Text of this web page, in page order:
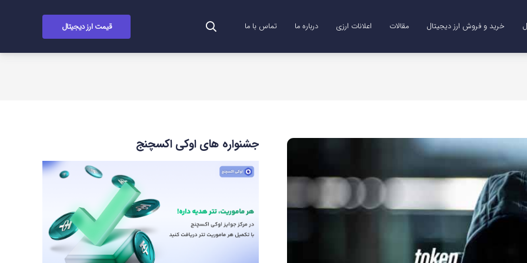
خرید و فروش ارز دیجیتال مقالات اعلانات ارزی درباره ما تماس با ما قیمت ارز دیجیتال
جشنواره های اوکی اکسچنج